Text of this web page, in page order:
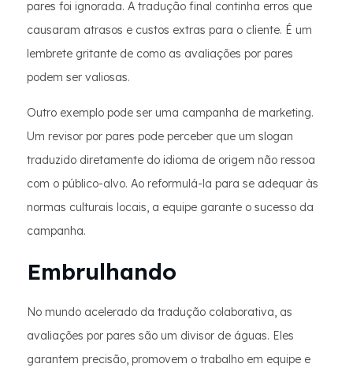
pares foi ignorada. A tradução final continha erros que
causaram atrasos e custos extras para o cliente. É um
lembrete gritante de como as avaliações por pares
podem ser valiosas.
Outro exemplo pode ser uma campanha de marketing.
Um revisor por pares pode perceber que um slogan
traduzido diretamente do idioma de origem não ressoa
com o público-alvo. Ao reformulá-la para se adequar às
normas culturais locais, a equipe garante o sucesso da
campanha.
Embrulhando
No mundo acelerado da tradução colaborativa, as
avaliações por pares são um divisor de águas. Eles
garantem precisão, promovem o trabalho em equipe e